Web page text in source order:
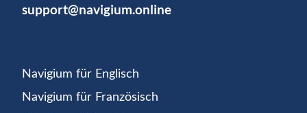
support@navigium.online
Navigium für Englisch
Navigium für Französisch